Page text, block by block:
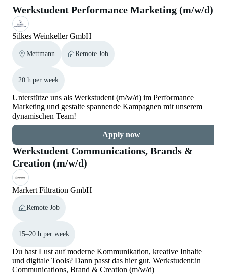
Werkstudent Performance Marketing (m/w/d)
Silkes Weinkeller GmbH
Mettmann Remote Job
20 h per week
Unterstütze uns als Werkstudent (m/w/d) im Performance
Marketing und gestalte spannende Kampagnen mit unserem
dynamischen Team!
Apply now
Werkstudent Communications, Brands &
Creation (m/w/d)
Markert Filtration GmbH
Remote Job
15–20 h per week
Du hast Lust auf moderne Kommunikation, kreative Inhalte
und digitale Tools? Dann passt das hier gut. Werkstudent:in
Communications, Brand & Creation (m/w/d)